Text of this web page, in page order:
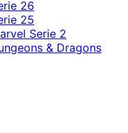
26
25
Serie 2
& Dragons